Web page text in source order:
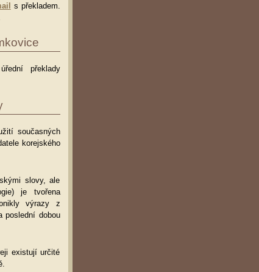
s překladem.
překlady
současných
korejského
slovy, ale
je tvořena
výrazy z
poslední dobou
existují určité